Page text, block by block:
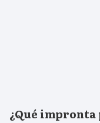
¿Qué